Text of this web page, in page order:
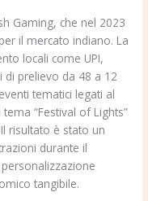
Gaming, che nel 2023
il mercato indiano. La
locali come UPI,
di prelievo da 48 a 12
tematici legati al
“Festival of Lights”
risultato è stato un
durante il
tangibile.